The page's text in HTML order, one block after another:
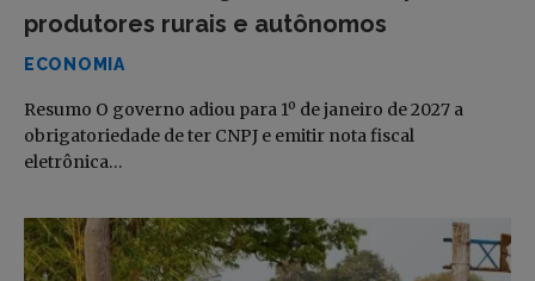
produtores rurais e autônomos
ECONOMIA
Resumo O governo adiou para 1º de janeiro de 2027 a
obrigatoriedade de ter CNPJ e emitir nota fiscal
eletrônica…